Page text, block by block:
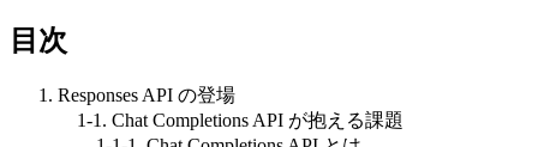
目次
Responses API の登場
1-1. Chat Completions API が抱える課題